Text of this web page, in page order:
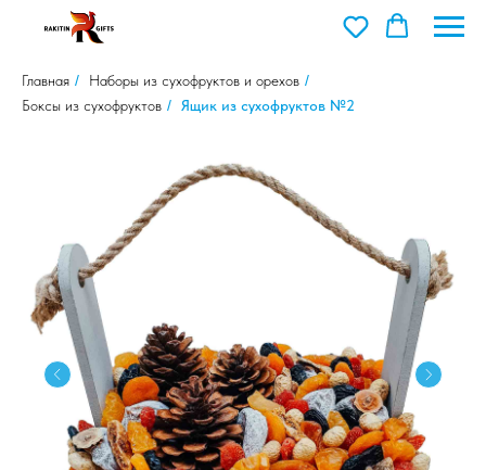
Главная / Наборы из сухофруктов и орехов /
Боксы из сухофруктов / Ящик из сухофруктов №2